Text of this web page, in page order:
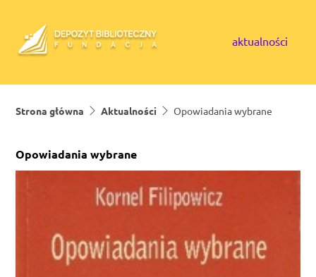
aktualności
Strona główna Aktualności Opowiadania wybrane
Opowiadania wybrane